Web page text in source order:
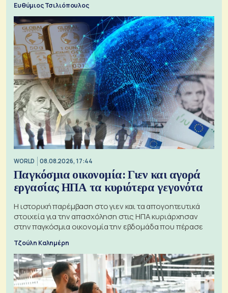
Ευθύμιος Τσιλιόπουλος
WORLD 08.08.2026, 17:44
Παγκόσμια οικονομία: Γιεν και αγορά
εργασίας ΗΠΑ τα κυριότερα γεγονότα
Η ιστορική παρέμβαση στο γιεν και τα απογοητευτικά
στοιχεία για την απασχόληση στις ΗΠΑ κυριάρχησαν
στην παγκόσμια οικονομία την εβδομάδα που πέρασε
Τζούλη Καλημέρη